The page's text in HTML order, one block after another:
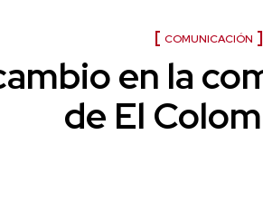
COMUNICACIÓN
en la
de El